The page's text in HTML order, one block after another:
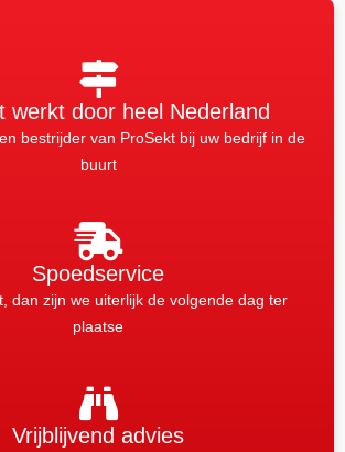
werkt door heel Nederland
bestrijder van ProSekt bij uw bedrijf in de
buurt
Spoedservice
dan zijn we uiterlijk de volgende dag ter
plaatse
Vrijblijvend advies